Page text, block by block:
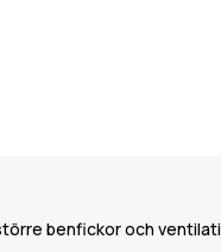
benfickor och